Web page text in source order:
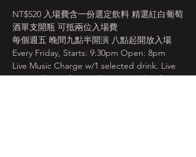
NT$520 入場費含一份選定飲料 精選紅白葡萄
酒單支開瓶 可抵兩位入場費
每個週五 晚間九點半開演 八點起開放入場
Every Friday, Starts: 9:30pm Open: 8pm
Live Music Charge w/1 selected drink. Live
Music Charge for 2 ppl cover one bottle